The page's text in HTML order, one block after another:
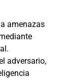
amenazas
adversario,